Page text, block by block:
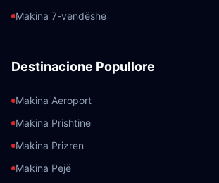
Makina 7-vendëshe
Destinacione Popullore
Makina Aeroport
Makina Prishtinë
Makina Prizren
Makina Pejë